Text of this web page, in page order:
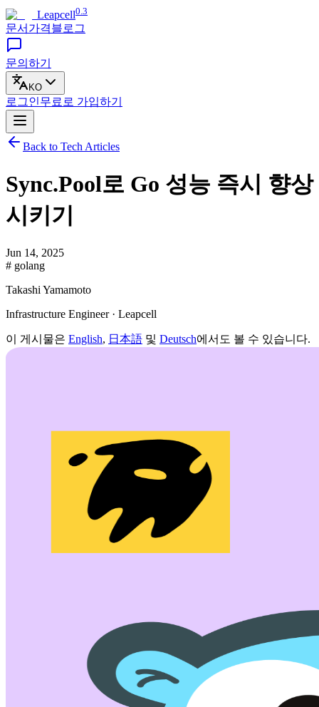
Leapcell0.3
문서 가격블로그
문의하기
KO
로그인무료로 가입하기
Back to Tech Articles
Sync.Pool로 Go 성능 즉시 향상
시키기
Jun 14, 2025
# golang
Takashi Yamamoto
Infrastructure Engineer · Leapcell
이 게시물은 English, 日本語 및 Deutsch에서도 볼 수 있습니다.